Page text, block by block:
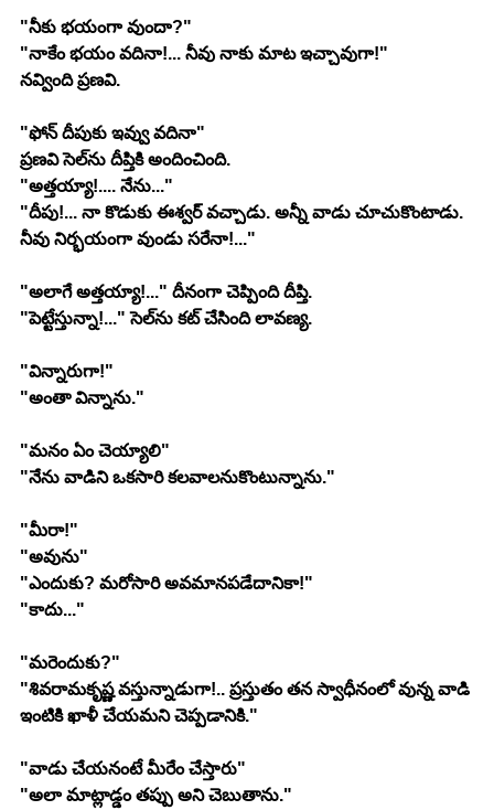
"నీకు భయంగా వుందా?"
"నాకేం భయం వదినా!... నీవు నాకు మాట ఇచ్చావుగా!"
నవ్వింది ప్రణవి.
"ఫోన్ దీపుకు ఇవ్వు వదినా"
ప్రణవి సెల్‍ను దీప్తికి అందించింది.
"అత్తయ్యా!.... నేను..."
"దీపు!... నా కొడుకు ఈశ్వర్ వచ్చాడు. అన్నీ వాడు చూచుకొంటాడు.
నీవు నిర్భయంగా వుండు సరేనా!..."
"అలాగే అత్తయ్యా!..." దీనంగా చెప్పింది దీప్తి.
"పెట్టేస్తున్నా!..." సెల్‍ను కట్ చేసింది లావణ్య.
"విన్నారుగా!"
"అంతా విన్నాను."
"మనం ఏం చెయ్యాలి"
"నేను వాడిని ఒకసారి కలవాలనుకొంటున్నాను."
"మీరా!"
"అవును"
"ఎందుకు? మరోసారి అవమానపడేదానికా!"
"కాదు..."
"మరెందుకు?"
"శివరామకృష్ణ వస్తున్నాడుగా!.. ప్రస్తుతం తన స్వాధీనంలో వున్న వాడి
ఇంటికి ఖాళీ చేయమని చెప్పడానికి."
"వాడు చేయనంటే మీరేం చేస్తారు"
"అలా మాట్లాడ్డం తప్పు అని చెబుతాను."